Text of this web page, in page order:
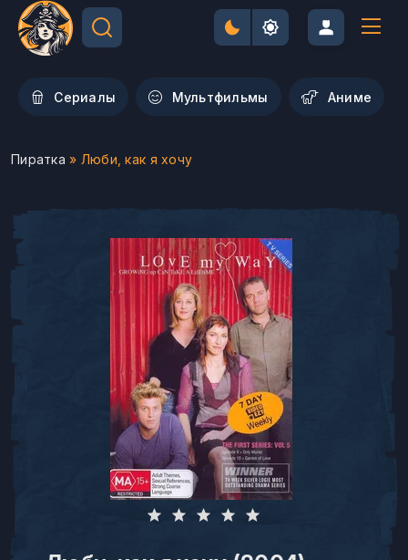
Сериалы Мультфильмы Aниме
Пиратка » Люби, как я хочу